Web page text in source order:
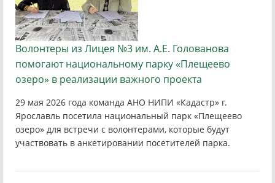
Волонтеры из Лицея №3 им. А.Е. Голованова
помогают национальному парку «Плещеево
озеро» в реализации важного проекта
29 мая 2026 года команда АНО НИПИ «Кадастр» г.
Ярославль посетила национальный парк «Плещеево
озеро» для встречи с волонтерами, которые будут
участвовать в анкетировании посетителей парка.